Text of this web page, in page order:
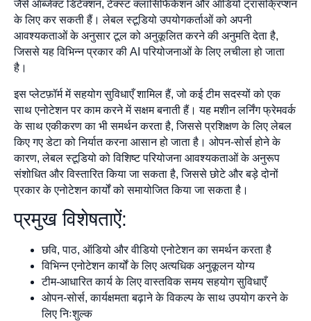
जैसे ऑब्जेक्ट डिटेक्शन, टेक्स्ट क्लासिफिकेशन और ऑडियो ट्रांसक्रिप्शन
के लिए कर सकती हैं। लेबल स्टूडियो उपयोगकर्ताओं को अपनी
आवश्यकताओं के अनुसार टूल को अनुकूलित करने की अनुमति देता है,
जिससे यह विभिन्न प्रकार की AI परियोजनाओं के लिए लचीला हो जाता
है।
इस प्लेटफ़ॉर्म में सहयोग सुविधाएँ शामिल हैं, जो कई टीम सदस्यों को एक
साथ एनोटेशन पर काम करने में सक्षम बनाती हैं। यह मशीन लर्निंग फ्रेमवर्क
के साथ एकीकरण का भी समर्थन करता है, जिससे प्रशिक्षण के लिए लेबल
किए गए डेटा को निर्यात करना आसान हो जाता है। ओपन-सोर्स होने के
कारण, लेबल स्टूडियो को विशिष्ट परियोजना आवश्यकताओं के अनुरूप
संशोधित और विस्तारित किया जा सकता है, जिससे छोटे और बड़े दोनों
प्रकार के एनोटेशन कार्यों को समायोजित किया जा सकता है।
प्रमुख विशेषताऐं:
छवि, पाठ, ऑडियो और वीडियो एनोटेशन का समर्थन करता है
विभिन्न एनोटेशन कार्यों के लिए अत्यधिक अनुकूलन योग्य
टीम-आधारित कार्य के लिए वास्तविक समय सहयोग सुविधाएँ
ओपन-सोर्स, कार्यक्षमता बढ़ाने के विकल्प के साथ उपयोग करने के
लिए निःशुल्क